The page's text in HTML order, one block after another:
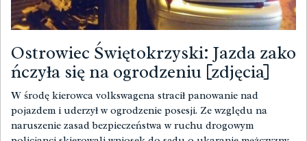
Ostrowiec Świętokrzyski: Jazda zako
ńczyła się na ogrodzeniu [zdjęcia]
W środę kierowca volkswagena stracił panowanie nad
pojazdem i uderzył w ogrodzenie posesji. Ze względu na
naruszenie zasad bezpieczeństwa w ruchu drogowym